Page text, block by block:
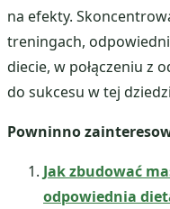
na efekty.
treningach,
diecie, w połączeniu z
do sukcesu w tej
Powninno
Jak zbudować
odpowiednia